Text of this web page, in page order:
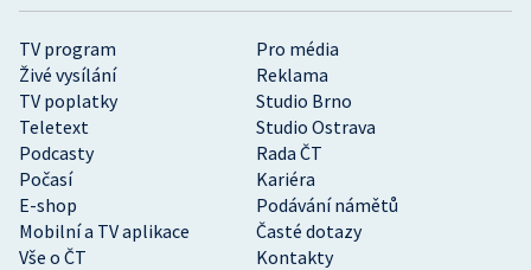
TV program
Pro média
Živé vysílání
Reklama
TV poplatky
Studio Brno
Teletext
Studio Ostrava
Podcasty
Rada ČT
Počasí
Kariéra
E-shop
Podávání námětů
Mobilní a TV aplikace
Časté dotazy
Vše o ČT
Kontakty